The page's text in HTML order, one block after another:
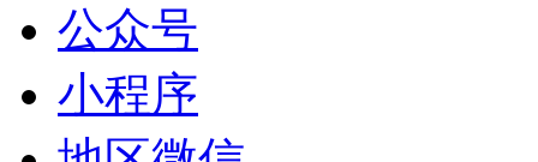
公众号
小程序